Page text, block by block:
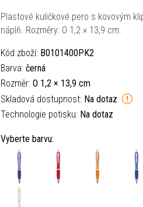
Plastové kuličkové pero s kovovým
náplň. Rozměry: O 1,2 × 13,9 cm.
Kód zboží: B0101400PK2
Barva: černá
Rozměr: O 1,2 × 13,9 cm
Skladová dostupnost: Na dotaz
Technologie potisku: Na dotaz
Vyberte barvu: